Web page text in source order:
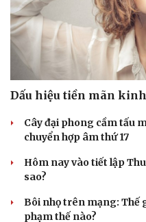
Dấu hiệu tiền mãn
Cây đại phong cầm tấu
chuyển hợp âm thứ 17
Hôm nay vào tiết lập
sao?
Bôi nhọ trên mạng: Thế
phạm thế nào?